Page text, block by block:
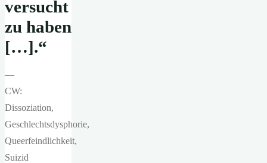
versucht
zu haben
[…].“
—
CW:
Dissoziation,
Geschlechtsdysphorie,
Queerfeindlichkeit,
Suizid